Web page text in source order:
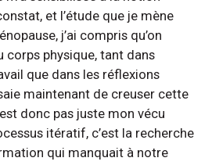
et l’étude que je mène
j’ai compris qu’on
corps physique, tant dans
que dans les réflexions
maintenant de creuser cette
donc pas juste mon vécu
itératif, c’est la recherche
qui manquait à notre